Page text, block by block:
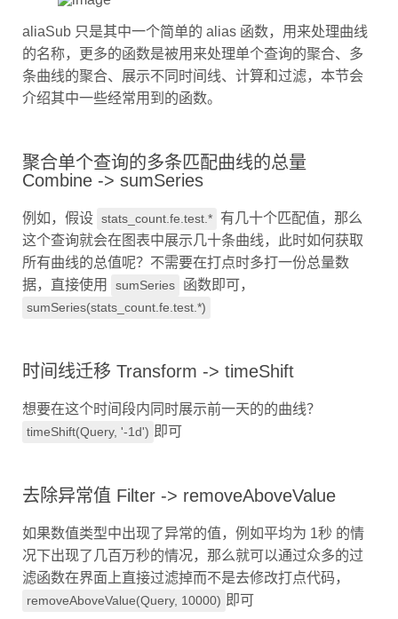
aliaSub 只是其中一个简单的 alias 函数，用来处理曲线
的名称，更多的函数是被用来处理单个查询的聚合、多
条曲线的聚合、展示不同时间线、计算和过滤，本节会
介绍其中一些经常用到的函数。
聚合单个查询的多条匹配曲线的总量
Combine -> sumSeries
例如，假设 stats_count.fe.test.* 有几十个匹配值，那么
这个查询就会在图表中展示几十条曲线，此时如何获取
所有曲线的总值呢？不需要在打点时多打一份总量数
据，直接使用
sumSeries 函数即可，
sumSeries(stats_count.fe.test.*)
时间线迁移 Transform -> timeShift
想要在这个时间段内同时展示前一天的的曲线？
timeShift(Query, '-1d') 即可
去除异常值 Filter -> removeAboveValue
如果数值类型中出现了异常的值，例如平均为 1秒 的情
况下出现了几百万秒的情况，那么就可以通过众多的过
滤函数在界面上直接过滤掉而不是去修改打点代码，
removeAboveValue(Query, 10000) 即可